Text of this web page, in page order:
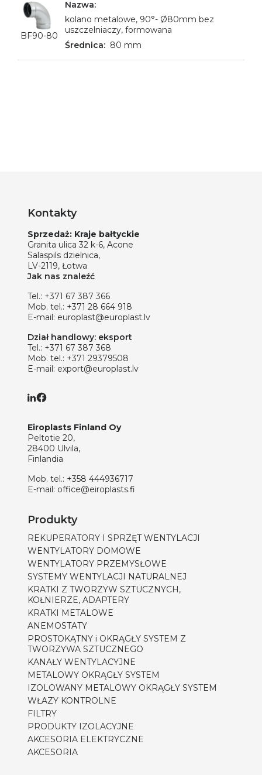
BF90-80
kolano metalowe, 90°- Ø80mm bez
uszczelniaczy, formowana
80 mm
Kontakty
Sprzedaż: Kraje bałtyckie
Granita ulica 32 k-6, Acone
Salaspils dzielnica,
LV-2119, Łotwa
Jak nas znaleźć
Tel.: +371 67 387 366
Mob. tel.: +371 28 664 918
E-mail: europlast@europlast.lv
Dział handlowy: eksport
Tel.: +371 67 387 368
Mob. tel.: +371 29379508
E-mail: export@europlast.lv
Eiroplasts Finland Oy
Peltotie 20,
28400 Ulvila,
Finlandia
Mob. tel.: +358 444936717
E-mail: office@eiroplasts.fi
Produkty
REKUPERATORY I SPRZĘT WENTYLACJI
WENTYLATORY DOMOWE
WENTYLATORY PRZEMYSŁOWE
SYSTEMY WENTYLACJI NATURALNEJ
KRATKI Z TWORZYW SZTUCZNYCH,
KOŁNIERZE, ADAPTERY
KRATKI METALOWE
ANEMOSTATY
PROSTOKĄTNY i OKRĄGŁY SYSTEM Z
TWORZYWA SZTUCZNEGO
KANAŁY WENTYLACYJNE
METALOWY OKRĄGŁY SYSTEM
IZOLOWANY METALOWY OKRĄGŁY SYSTEM
WŁAZY KONTROLNE
FILTRY
PRODUKTY IZOLACYJNE
AKCESORIA ELEKTRYCZNE
AKCESORIA